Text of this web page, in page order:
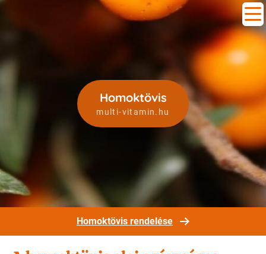
Homoktövis
multi-vitamin.hu
Homoktövis rendelése